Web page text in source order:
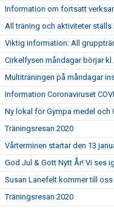
Information om fortsatt
All träning och aktiviteter ställs
Viktig information: All
Cirkelfysen måndagar börjar
Multiträningen på måndagar
Information Coronaviruset
Ny lokal för Gympa medel och
Träningsresan 2020
Vårterminen startar den 13
God Jul & Gott Nytt År! Vi ses
Susan Lanefelt kommer till oss
Träningsresan 2020